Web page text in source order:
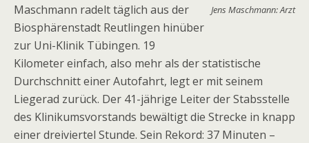
Jens Maschmann: Arzt
Maschmann radelt täglich aus der
Biosphärenstadt Reutlingen hinüber
zur Uni-Klinik Tübingen. 19
Kilometer einfach, also mehr als der statistische
Durchschnitt einer Autofahrt, legt er mit seinem
Liegerad zurück. Der 41-jährige Leiter der Stabsstelle
des Klinikumsvorstands bewältigt die Strecke in knapp
einer dreiviertel Stunde. Sein Rekord: 37 Minuten –